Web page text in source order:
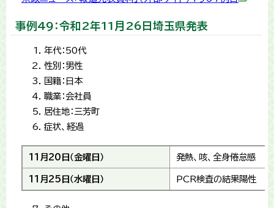
事例49：令和2年11月26日埼玉県発表
年代：50代
性別：男性
国籍：日本
職業：会社員
居住地：三芳町
症状、経過
11月20日（金曜日） 発熱、咳、全身倦怠感
11月25日（水曜日） PCR検査の結果陽性